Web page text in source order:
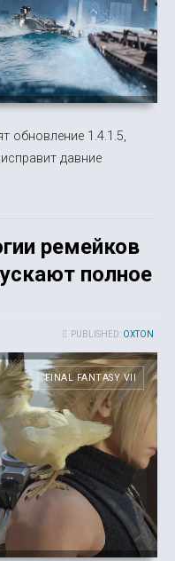
обновление 1.4.1.5,
давние
ремейков
полное
PUBLISHED: OXTON
FINAL FANTASY VII